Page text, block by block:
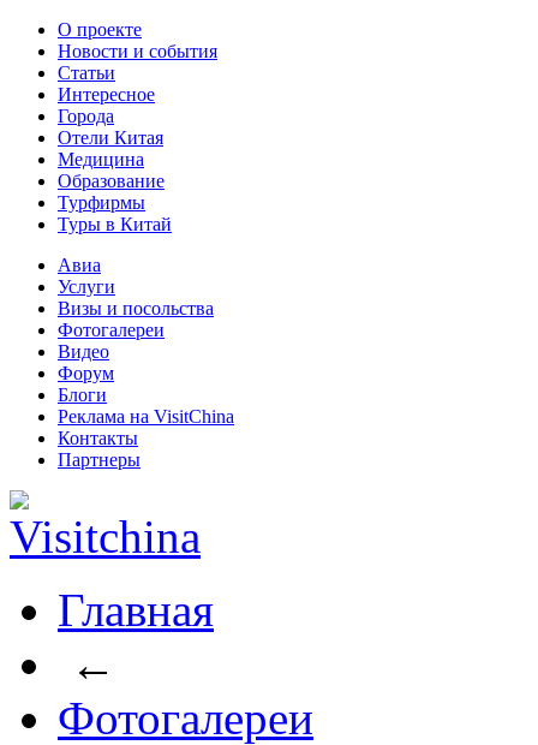
О проекте
Новости и события
Статьи
Интересное
Города
Отели Китая
Медицина
Образование
Турфирмы
Туры в Китай
Авиа
Услуги
Визы и посольства
Фотогалереи
Видео
Форум
Блоги
Реклама на VisitChina
Контакты
Партнеры
Главная
←
Фотогалереи